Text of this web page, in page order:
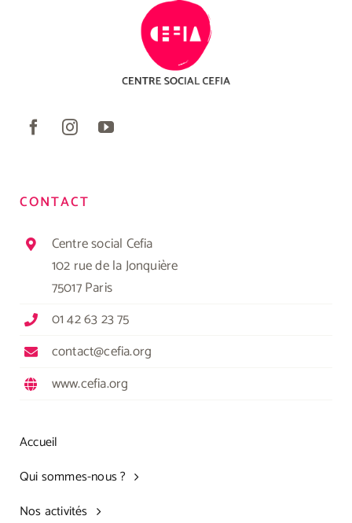
CONTACT
Centre social Cefia
102 rue de la Jonquière
75017 Paris
01 42 63 23 75
contact@cefia.org
www.cefia.org
Accueil
Qui sommes-nous ?
Nos activités